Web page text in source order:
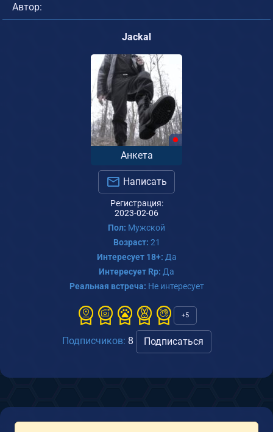
Автор:
Jackal
Анкета
Написать
Регистрация:
2023-02-06
Пол: Мужской
Возраст: 21
Интересует 18+: Да
Интересует Rp: Да
Реальная встреча: Не интересует
+5
Подписчиков: 8 Подписаться